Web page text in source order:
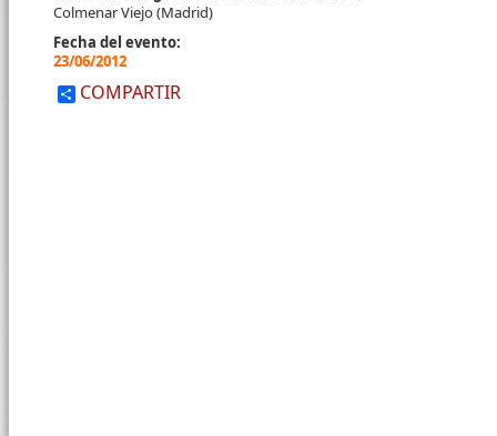
Colmenar Viejo (Madrid)
Fecha del evento:
23/06/2012
COMPARTIR